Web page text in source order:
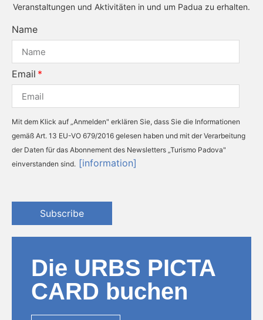
Veranstaltungen und Aktivitäten in und um Padua zu erhalten.
Name
Email
Mit dem Klick auf „Anmelden" erklären Sie, dass Sie die Informationen
gemäß Art. 13 EU-VO 679/2016 gelesen haben und mit der Verarbeitung
der Daten für das Abonnement des Newsletters „Turismo Padova"
einverstanden sind. [information]
Subscribe
Die URBS PICTA
CARD buchen